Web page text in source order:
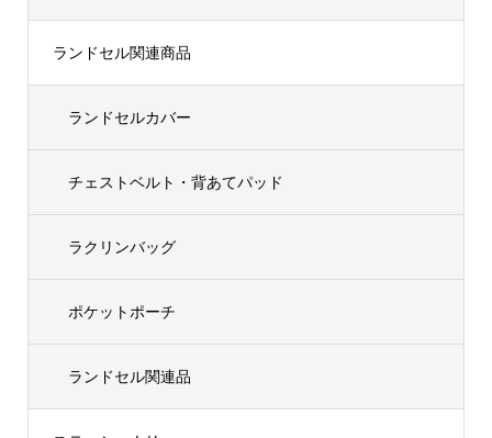
ランドセル関連商品
ランドセルカバー
チェストベルト・背あてパッド
ラクリンバッグ
ポケットポーチ
ランドセル関連品